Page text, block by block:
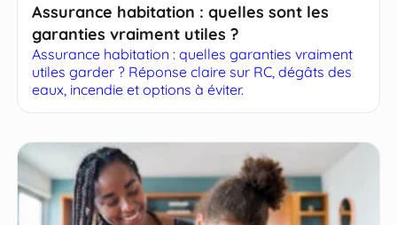
Assurance habitation : quelles sont les
garanties vraiment utiles ?
Assurance habitation : quelles garanties vraiment
utiles garder ? Réponse claire sur RC, dégâts des
eaux, incendie et options à éviter.